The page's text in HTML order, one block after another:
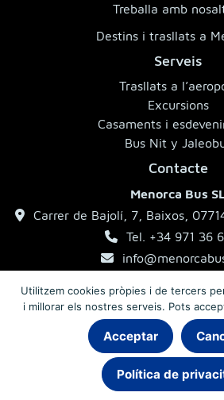
Treballa amb
Destins i trasllats a
Serveis
Trasllats a
Excursions
Casaments i
Bus Nit y
Contacte
Menorca Bus
Carrer de Bajolí, 7, Baixos,
Tel. +34 971 36
Aviso legal Política de privacitat
© 2026 MenorcaBus · Autocars
Utilitzem cookies pròpies i de tercers
i millorar els nostres serveis. Pots
Acceptar
Política de